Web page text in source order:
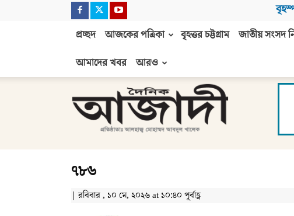
প্রচ্ছদ আজকের পত্রিকা বৃহত্তর চট্টগ্রাম জাতীয় সংসদ
আমাদের খবর
আরও
আজাদী
৭৮৬
| রবিবার , ১০ মে, ২০২৬ at ১০:৪০ পূর্বাহ্ণ